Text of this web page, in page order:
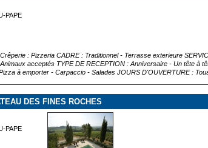
PAPE
: Pizzeria CADRE : Traditionnel - Terrasse exterieure
acceptés TYPE DE RECEPTION : Anniversaire - Un tête à
à emporter - Carpaccio - Salades JOURS D'OUVERTURE :
DES FINES ROCHES
PAPE